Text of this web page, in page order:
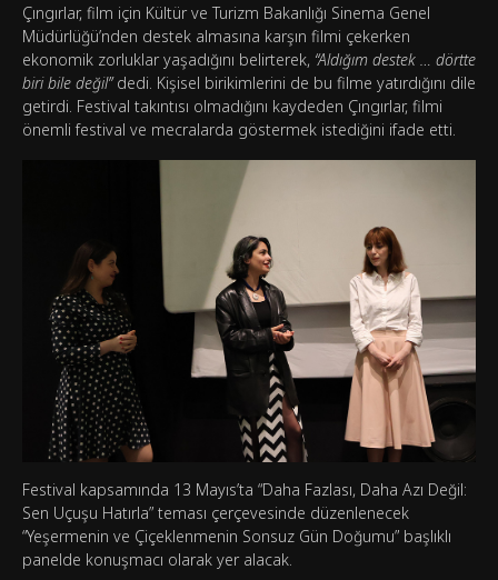
Çıngırlar, film için Kültür ve Turizm Bakanlığı Sinema Genel
Müdürlüğü’nden destek almasına karşın filmi çekerken
ekonomik zorluklar yaşadığını belirterek, “Aldığım destek … dörtte
biri bile değil”dedi. Kişisel birikimlerini de bu filme yatırdığını dile
getirdi. Festival takıntısı olmadığını kaydeden Çıngırlar, filmi
önemli festival ve mecralarda göstermek istediğini ifade etti.
Festival kapsamında 13 Mayıs’ta “Daha Fazlası, Daha Azı Değil:
Sen Uçuşu Hatırla” teması çerçevesinde düzenlenecek
“Yeşermenin ve Çiçeklenmenin Sonsuz Gün Doğumu” başlıklı
panelde konuşmacı olarak yer alacak.